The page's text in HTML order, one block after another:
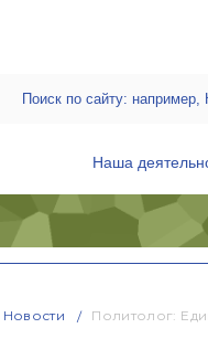
Наша
Новости Политолог: